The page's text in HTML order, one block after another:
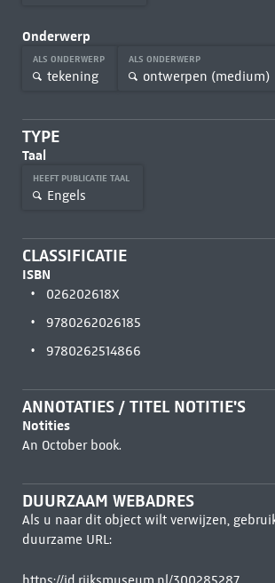
Onderwerp
ALS ONDERWERP
tekening
ALS ONDERWERP
ontwerpen (medium)
TYPE
Taal
HEEFT PUBLICATIE TAAL
Engels
CLASSIFICATIE
ISBN
026202618X
9780262026185
9780262514866
ANNOTATIES / TITEL NOTITIE'S
Notities
An October book.
DUURZAAM WEBADRES
Als u naar dit object wilt verwijzen,
duurzame URL: